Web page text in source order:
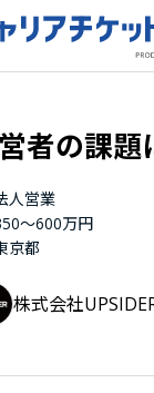
者の課題
人営業
〜600万円
京都
株式会社